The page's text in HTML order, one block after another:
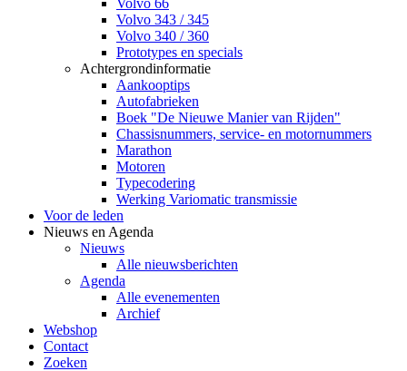
Volvo 66
Volvo 343 / 345
Volvo 340 / 360
Prototypes en specials
Achtergrondinformatie
Aankooptips
Autofabrieken
Boek "De Nieuwe Manier van Rijden"
Chassisnummers, service- en motornummers
Marathon
Motoren
Typecodering
Werking Variomatic transmissie
Voor de leden
Nieuws en Agenda
Nieuws
Alle nieuwsberichten
Agenda
Alle evenementen
Archief
Webshop
Contact
Zoeken